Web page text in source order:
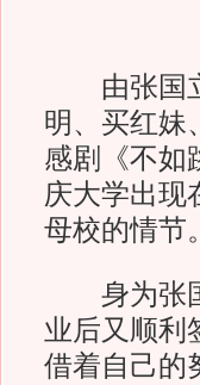
由张国立
明、买红妹
感剧《不如
庆大学出现
母校的情节。
身为张国
业后又顺利
借着自己的